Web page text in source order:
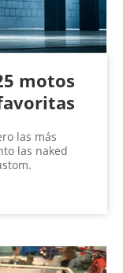
motos
las más
las naked